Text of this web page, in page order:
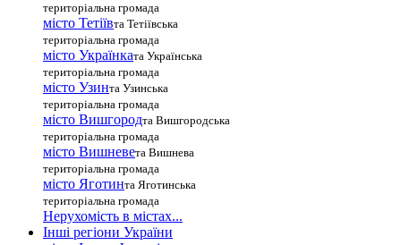
територіальна громада
місто Тетіївта Тетіївська
територіальна громада
місто Українката Українська
територіальна громада
місто Узинта Узинська
територіальна громада
місто Вишгородта Вишгородська
територіальна громада
місто Вишневета Вишнева
територіальна громада
місто Яготинта Яготинська
територіальна громада
Нерухомість в містах...
Інші регіони України